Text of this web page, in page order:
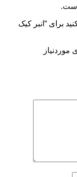
برای “انبر کیک